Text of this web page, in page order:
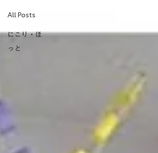
All Posts
にこり・ほ
っと